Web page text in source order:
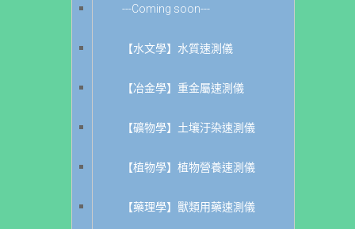
---Coming soon---
【水文學】水質速測儀
【冶金學】重金屬速測儀
【礦物學】土壤汙染速測儀
【植物學】植物營養速測儀
【藥理學】獸類用藥速測儀